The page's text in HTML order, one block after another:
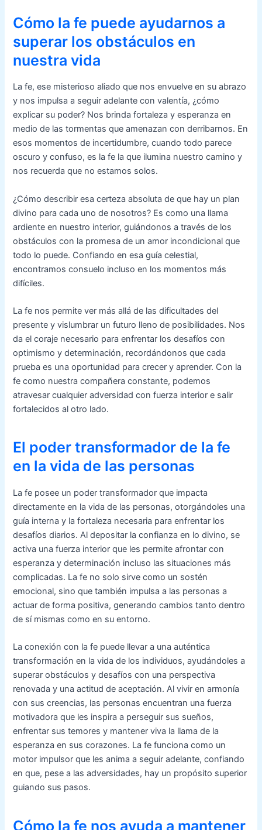
Cómo la fe puede ayudarnos a
superar los obstáculos en
nuestra vida
La fe, ese misterioso aliado que nos envuelve en su abrazo
y nos impulsa a seguir adelante con valentía, ¿cómo
explicar su poder? Nos brinda fortaleza y esperanza en
medio de las tormentas que amenazan con derribarnos. En
esos momentos de incertidumbre, cuando todo parece
oscuro y confuso, es la fe la que ilumina nuestro camino y
nos recuerda que no estamos solos.
¿Cómo describir esa certeza absoluta de que hay un plan
divino para cada uno de nosotros? Es como una llama
ardiente en nuestro interior, guiándonos a través de los
obstáculos con la promesa de un amor incondicional que
todo lo puede. Confiando en esa guía celestial,
encontramos consuelo incluso en los momentos más
difíciles.
La fe nos permite ver más allá de las dificultades del
presente y vislumbrar un futuro lleno de posibilidades. Nos
da el coraje necesario para enfrentar los desafíos con
optimismo y determinación, recordándonos que cada
prueba es una oportunidad para crecer y aprender. Con la
fe como nuestra compañera constante, podemos
atravesar cualquier adversidad con fuerza interior e salir
fortalecidos al otro lado.
El poder transformador de la fe
en la vida de las personas
La fe posee un poder transformador que impacta
directamente en la vida de las personas, otorgándoles una
guía interna y la fortaleza necesaria para enfrentar los
desafíos diarios. Al depositar la confianza en lo divino, se
activa una fuerza interior que les permite afrontar con
esperanza y determinación incluso las situaciones más
complicadas. La fe no solo sirve como un sostén
emocional, sino que también impulsa a las personas a
actuar de forma positiva, generando cambios tanto dentro
de sí mismas como en su entorno.
La conexión con la fe puede llevar a una auténtica
transformación en la vida de los individuos, ayudándoles a
superar obstáculos y desafíos con una perspectiva
renovada y una actitud de aceptación. Al vivir en armonía
con sus creencias, las personas encuentran una fuerza
motivadora que les inspira a perseguir sus sueños,
enfrentar sus temores y mantener viva la llama de la
esperanza en sus corazones. La fe funciona como un
motor impulsor que les anima a seguir adelante, confiando
en que, pese a las adversidades, hay un propósito superior
guiando sus pasos.
Cómo la fe nos ayuda a mantener